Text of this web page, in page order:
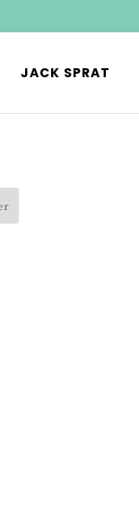
JACK SPRAT